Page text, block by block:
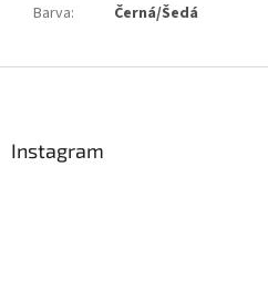
Barva: Černá/Šedá
Instagram